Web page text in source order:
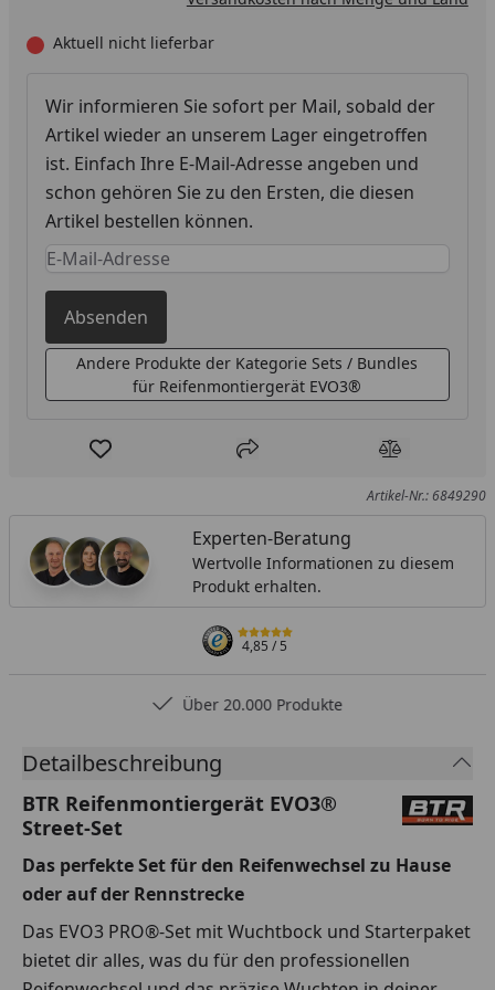
Aktuell nicht lieferbar
Wir informieren Sie sofort per Mail, sobald der
Artikel wieder an unserem Lager eingetroffen
ist. Einfach Ihre E-Mail-Adresse angeben und
schon gehören Sie zu den Ersten, die diesen
Artikel bestellen können.
Keine Eingabe erforderlich
Eingabe erforderlich
Absenden
Andere Produkte der Kategorie Sets / Bundles
für Reifenmontiergerät EVO3®
Produkt zur Wunschliste hinzufügen
Teilen Produkt
Artikel-Nr.: 6849290
Experten-Beratung
Wertvolle Informationen zu diesem
Produkt erhalten.
4,85/ 5
Über 20.000 Produkte
Detailbeschreibung
BTR Reifenmontiergerät EVO3®
Street-Set
Das perfekte Set für den Reifenwechsel zu Hause
oder auf der Rennstrecke
Das EVO3 PRO®-Set mit Wuchtbock und Starterpaket
bietet dir alles, was du für den professionellen